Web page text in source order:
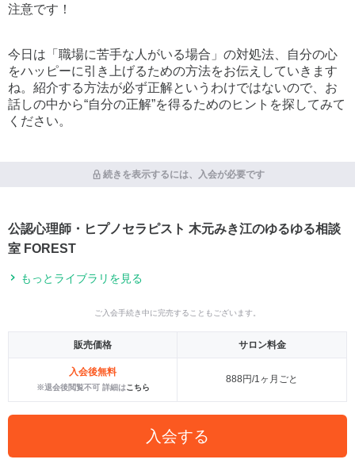
注意です！
今日は「職場に苦手な人がいる場合」の対処法、自分の心
をハッピーに引き上げるための方法をお伝えしていきます
ね。紹介する方法が必ず正解というわけではないので、お
話しの中から“自分の正解”を得るためのヒントを探してみて
ください。
続きを表示するには、入会が必要です
公認心理師・ヒプノセラピスト 木元みき江のゆるゆる相談
室 FOREST
もっとライブラリを見る
ご入会手続き中に完売することもございます。
販売価格 サロン料金
入会後無料
※退会後閲覧不可 詳細はこちら
888円/1ヶ月ごと
入会する